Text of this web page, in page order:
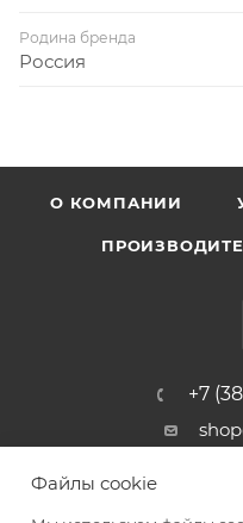
Родина бренда
Россия
О КОМПАНИИ
+7
Файлы cookie